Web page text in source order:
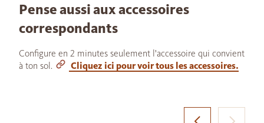
Pense aussi aux accessoires
correspondants
Configure en 2 minutes seulement l'accessoire qui convient
à ton sol.
Cliquez ici pour voir tous les accessoires.